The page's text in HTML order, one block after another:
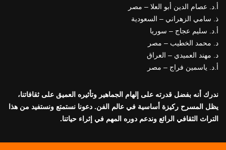
أ.د. عصام الدين أبو العلا – مصر
ذ. سامي الزهراني – السعودية
أ.د. سليم عجاج – سوريا
د. محمد الخطيب – مصر
د. مهند العميدي – العراق
أ.د. ياسمين فراج – مصر
ندرك أنه بفضل قدرته على إلهام الجماهير وتأثيره العميق على ثقافاتنا،
يظل المسرح ركيزة أساسية في عالم الفن. دعونا نستمتع ونستفيد من هذا
التراث الثقافي الرائع وندعم دوره المهم في إثراء حياتنا.